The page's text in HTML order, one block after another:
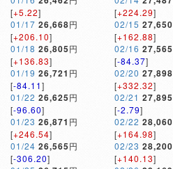
[+5.22]
01/17 26,668円
[+206.10]
01/18 26,805円
[+136.83]
01/19 26,721 円
[-84.11]
01/22 26,625円
[-96.60]
01/23 26,871 円
[+246.54]
01/24 26,565円
[-306.20]
[+224.29]
02/15 27,650
[+162.88]
02/16 27,565
[-84.37]
02/20 27,898
[+332.32]
02/21 27,895
[-2.79]
02/22 28,060
[+164.98]
02/23 28,200
[+140.13]